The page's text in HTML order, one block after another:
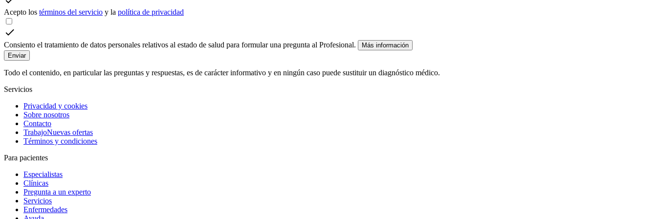
Acepto los términos del servicio y la política de privacidad
Consiento el tratamiento de datos personales relativos al estado de salud para formular una pregunta al Profesional.
Más información
Enviar
Todo el contenido, en particular las preguntas y respuestas, es de carácter informativo y en ningún caso puede sustituir un diagnóstico médico.
Servicios
Privacidad y cookies
Sobre nosotros
Contacto
TrabajoNuevas ofertas
Términos y condiciones
Para pacientes
Especialistas
Clínicas
Pregunta a un experto
Servicios
Enfermedades